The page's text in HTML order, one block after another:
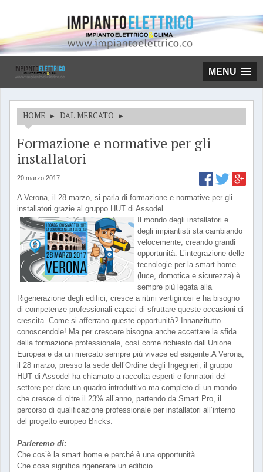
MENU
HOME ▸ DAL MERCATO ▸
Formazione e normative per gli
installatori
20 marzo 2017
A Verona, il 28 marzo, si parla di formazione e normative per gli
installatori grazie al gruppo HUT di Assodel.
Il mondo degli installatori e
degli impiantisti sta cambiando
velocemente, creando grandi
opportunità. L’integrazione delle
tecnologie per la smart home
(luce, domotica e sicurezza) è
sempre più legata alla
Rigenerazione degli edifici, cresce a ritmi vertiginosi e ha bisogno
di competenze professionali capaci di sfruttare queste occasioni di
crescita. Come si afferrano queste opportunità? Innanzitutto
conoscendole! Ma per crescere bisogna anche accettare la sfida
della formazione professionale, così come richiesto dall’Unione
Europea e da un mercato sempre più vivace ed esigente.A Verona,
il 28 marzo, presso la sede dell’Ordine degli Ingegneri, il gruppo
HUT di Assodel ha chiamato a raccolta esperti e formatori del
settore per dare un quadro introduttivo ma completo di un mondo
che cresce di oltre il 23% all’anno, partendo da Smart Pro, il
percorso di qualificazione professionale per installatori all’interno
del progetto europeo Bricks.
Parleremo di:
Che cos’è la smart home e perché è una opportunità
Che cosa significa rigenerare un edificio